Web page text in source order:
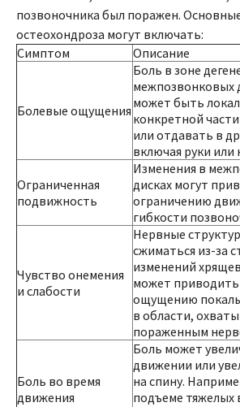
позвоночника был поражен.
остеохондроза могут включать:
Симптом
Описание
Болевые ощущения
Боль в зоне
межпозвонковых
может быть
конкретной
или отдавать в
включая руки или
Ограниченная
подвижность
Изменения в
дисках могут
ограничению
гибкости
Чувство онемения
и слабости
Нервные
сжиматься из-за
изменений
может
ощущению
в области,
пораженным
Боль во время
движения
Боль может
движении или
на спину.
подъеме тяжелых